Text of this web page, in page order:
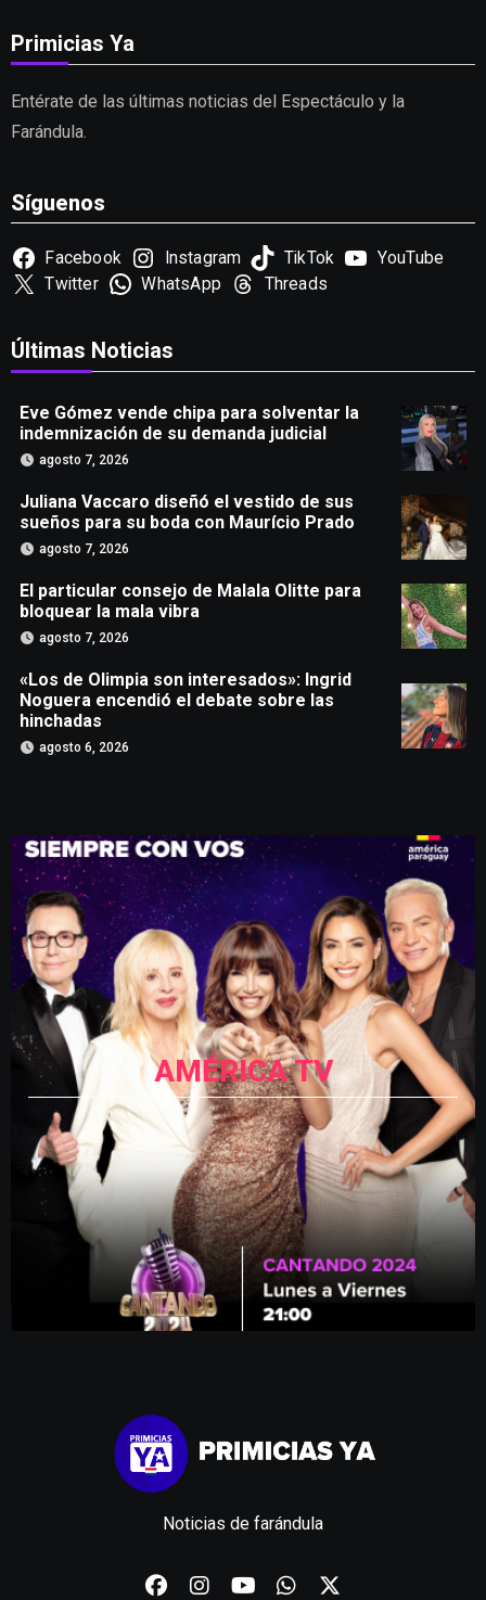
Primicias Ya
Entérate de las últimas noticias del Espectáculo y la
Farándula.
Síguenos
Facebook Instagram TikTok
YouTube
Twitter
WhatsApp Threads
Últimas Noticias
Eve Gómez vende chipa para solventar la
indemnización de su demanda judicial
agosto 7, 2026
Juliana Vaccaro diseñó el vestido de sus
sueños para su boda con Maurício Prado
agosto 7, 2026
El particular consejo de Malala Olitte para
bloquear la mala vibra
agosto 7, 2026
«Los de Olimpia son interesados»: Ingrid
Noguera encendió el debate sobre las
hinchadas
agosto 6, 2026
AMÉRICA TV
Noticias de farándula